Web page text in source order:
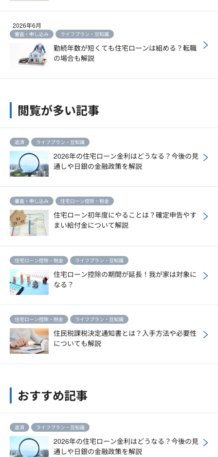
2026年6月
審査・申し込み ライフプラン・豆知識
勤続年数が短くても住宅ローンは組める？転職
の場合も解説
閲覧が多い記事
返済 ライフプラン・豆知識
2026年の住宅ローン金利はどうなる？今後の見
通しや日銀の金融政策を解説
審査・申し込み 住宅ローン控除・税金
住宅ローン初年度にやることは？確定申告やす
まい給付金について解説
住宅ローン控除・税金 ライフプラン・豆知識
住宅ローン控除の期間が延長！我が家は対象に
なる？
住宅ローン控除・税金 ライフプラン・豆知識
住民税課税決定通知書とは？入手方法や必要性
についても解説
おすすめ記事
返済 ライフプラン・豆知識
2026年の住宅ローン金利はどうなる？今後の見
通しや日銀の金融政策を解説